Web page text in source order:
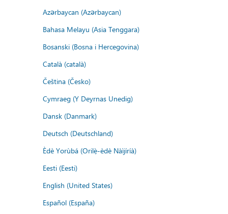
Azərbaycan (Azərbaycan)
Bahasa Melayu (Asia Tenggara)
Bosanski (Bosna i Hercegovina)
Català (català)
Čeština (Česko)
Cymraeg (Y Deyrnas Unedig)
Dansk (Danmark)
Deutsch (Deutschland)
Èdè Yorùbá (Orilẹ̀-èdè Nàìjíríà)
Eesti (Eesti)
English (United States)
Español (España)